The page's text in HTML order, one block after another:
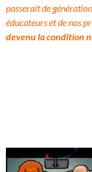
passerait de
éducateurs et de nos
devenu la condition